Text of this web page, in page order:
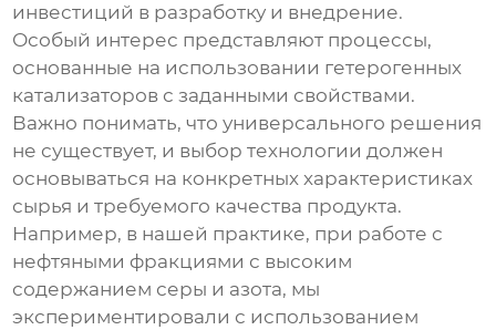
инвестиций в разработку и внедрение.
Особый интерес представляют процессы,
основанные на использовании гетерогенных
катализаторов с заданными свойствами.
Важно понимать, что универсального решения
не существует, и выбор технологии должен
основываться на конкретных характеристиках
сырья и требуемого качества продукта.
Например, в нашей практике, при работе с
нефтяными фракциями с высоким
содержанием серы и азота, мы
экспериментировали с использованием